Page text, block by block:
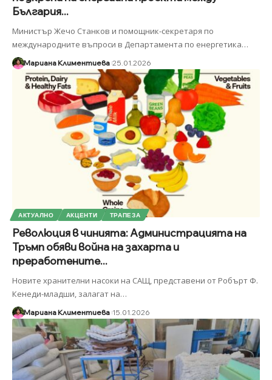
България...
Министър Жечо Станков и помощник-секретаря по
международните въпроси в Департамента по енергетика…
Мариана Климентиева 25.01.2026
АКТУАЛНО АКЦЕНТИ ТРАПЕЗА
Революция в чинията: Администрацията на
Тръмп обяви война на захарта и
преработените...
Новите хранителни насоки на САЩ, представени от Робърт Ф.
Кенеди-младши, залагат на…
Мариана Климентиева 15.01.2026